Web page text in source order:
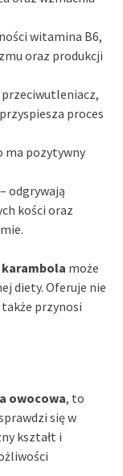
witamina B6,
oraz produkcji
przeciwutleniacz,
proces
ma pozytywny
odgrywają
kości oraz
może
diety. Oferuje nie
przynosi
owocowa, to
się w
kształt i